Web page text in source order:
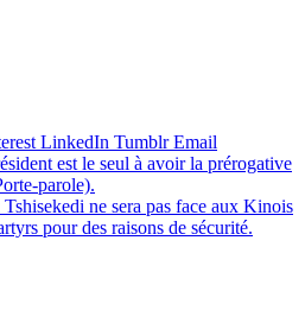
LinkedIn Tumblr Email
est le seul à avoir la prérogative
parole).
ne sera pas face aux Kinois
pour des raisons de sécurité.